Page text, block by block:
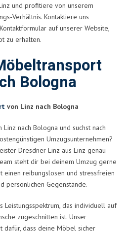
und profitiere von unserem
Verhältnis. Kontaktiere uns
auf unserer Website,
zu erhalten.
Bologna
von Linz nach Bologna
nach Bologna und suchst nach
Umzugsunternehmen?
Dresdner Linz aus Linz genau
steht dir bei deinem Umzug gerne
einen reibungslosen und stressfreien
persönlichen Gegenstände.
Leistungsspektrum, das individuell auf
zugeschnitten ist. Unser
dafür, dass deine Möbel sicher